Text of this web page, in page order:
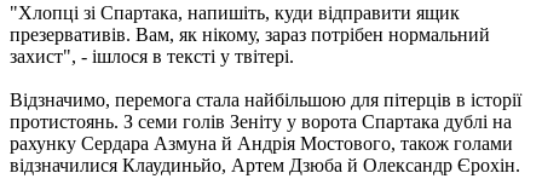
"Хлопці зі Спартака, напишіть, куди відправити ящик
презервативів. Вам, як нікому, зараз потрібен нормальний
захист", - ішлося в тексті у твітері.
Відзначимо, перемога стала найбільшою для пітерців в історії
протистоянь. З семи голів Зеніту у ворота Спартака дублі на
рахунку Сердара Азмуна й Андрія Мостового, також голами
відзначилися Клаудиньйо, Артем Дзюба й Олександр Єрохін.